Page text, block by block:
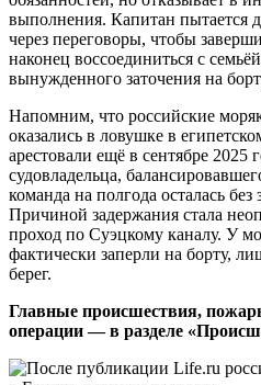
выполнения. Капитан пытается
через переговоры, чтобы
наконец воссоединиться с
вынужденного заточения на
Напомним, что российские
оказались в ловушке в
арестовали ещё в сентябре 2025
судовладельца,
команда на полгода осталась
Причиной задержания стала
проход по Суэцкому каналу. У
фактически заперли на борту,
берег.
Главные происшествия,
операции — в разделе